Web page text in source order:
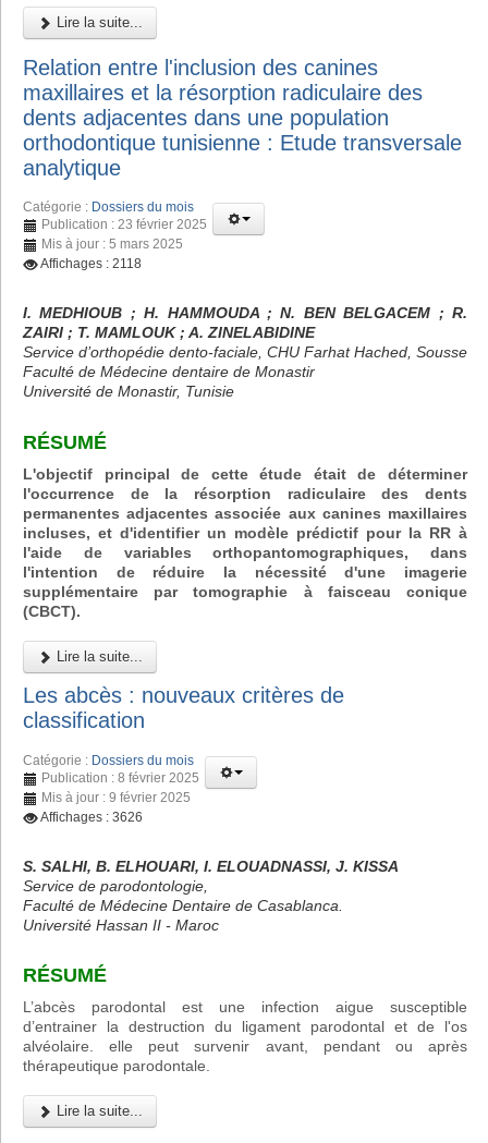
Lire la suite...
Relation entre l'inclusion des canines
maxillaires et la résorption radiculaire des
dents adjacentes dans une population
orthodontique tunisienne : Etude transversale
analytique
Catégorie : Dossiers du mois
Publication : 23 février 2025
Mis à jour : 5 mars 2025
Affichages : 2118
I. MEDHIOUB ; H. HAMMOUDA ; N. BEN BELGACEM ; R.
ZAIRI ; T. MAMLOUK ; A. ZINELABIDINE
Service d’orthopédie dento-faciale, CHU Farhat Hached, Sousse
Faculté de Médecine dentaire de Monastir
Université de Monastir, Tunisie
RÉSUMÉ
L'objectif principal de cette étude était de déterminer
l'occurrence de la résorption radiculaire des dents
permanentes adjacentes associée aux canines maxillaires
incluses, et d'identifier un modèle prédictif pour la RR à
l'aide de variables orthopantomographiques, dans
l'intention de réduire la nécessité d'une imagerie
supplémentaire par tomographie à faisceau conique
(CBCT).
Lire la suite...
Les abcès : nouveaux critères de
classification
Catégorie : Dossiers du mois
Publication : 8 février 2025
Mis à jour : 9 février 2025
Affichages : 3626
S. SALHI, B. ELHOUARI, I. ELOUADNASSI, J. KISSA
Service de parodontologie,
Faculté de Médecine Dentaire de Casablanca.
Université Hassan II - Maroc
RÉSUMÉ
L’abcès parodontal est une infection aigue susceptible
d’entrainer la destruction du ligament parodontal et de l'os
alvéolaire. elle peut survenir avant, pendant ou après
thérapeutique parodontale.
Lire la suite...